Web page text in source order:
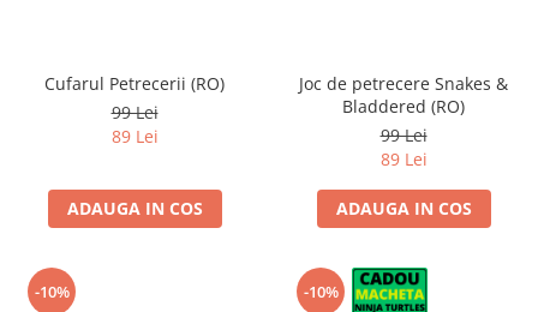
Cufarul Petrecerii (RO)
99 Lei
89 Lei
ADAUGA IN COS
Joc de petrecere Snakes &
Bladdered (RO)
99 Lei
89 Lei
ADAUGA IN COS
-10% -10%